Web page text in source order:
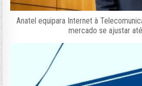
Anatel equipara Internet à
mercado se ajustar